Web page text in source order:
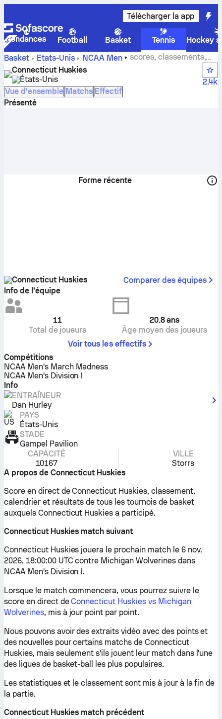
Télécharger la app
Tendances Football Basket Tennis
Hockey
Basket
États-Unis NCAA Men
scores, classements,
calendrier et joueurs de Connecticut Huskies
Connecticut Huskies
États-Unis
2.4k
Vue d'ensemble Matchs Effectif
Présenté
Forme récente
Connecticut Huskies
Comparer des équipes
Info de l'équipe
11
Total de joueurs
20.8ans
Âge moyen des joueurs
Voir tous les effectifs
Compétitions
NCAA Men's March Madness
NCAA Men's Division I
Info
ENTRAÎNEUR
Dan Hurley
PAYS
États-Unis
STADE
Gampel Pavilion
CAPACITÉ
10167
VILLE
Storrs
A propos de Connecticut Huskies
Score en direct de Connecticut Huskies, classement,
calendrier et résultats de tous les tournois de basket
auxquels Connecticut Huskies a participé.
Connecticut Huskies match suivant
Connecticut Huskies jouera le prochain match le 6 nov.
2026, 18:00:00 UTC contre Michigan Wolverines dans
NCAA Men's Division I.
Lorsque le match commencera, vous pourrez suivre le
score en direct deConnecticut Huskies vs Michigan
Wolverines, mis à jour point par point.
Nous pouvons avoir des extraits vidéo avec des points et
des nouvelles pour certains matchs de Connecticut
Huskies, mais seulement s'ils jouent leur match dans l'une
des ligues de basket-ball les plus populaires.
Les statistiques et le classement sont mis à jour à la fin de
la partie.
Connecticut Huskies match précédent